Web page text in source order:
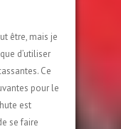
être, mais je
d’utiliser
Ce
pour le
est
se faire